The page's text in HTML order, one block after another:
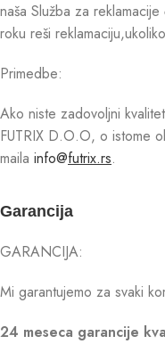
naša Služba za
roku reši
Primedbe:
Ako niste zadovoljni
FUTRIX D.O.O, o istome
maila info@futrix.rs.
Garancija
GARANCIJA:
Mi garantujemo za svaki
24 meseca garancije